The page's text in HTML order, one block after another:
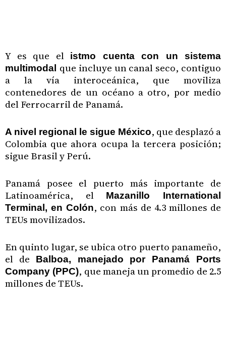
Y es que el
istmo cuenta con un sistema
multimodal que incluye un canal seco, contiguo
a la vía interoceánica, que moviliza
contenedores de un océano a otro, por medio
del Ferrocarril de Panamá.
A nivel regional le sigue México, que desplazó a
Colombia que ahora ocupa la tercera posición;
sigue Brasil y Perú.
Panamá posee el puerto más importante de
Latinoamérica, el
Mazanillo International
Terminal, en Colón, con más de 4.3 millones de
TEUs movilizados.
En quinto lugar, se ubica otro puerto panameño,
el de
Balboa, manejado por Panamá Ports
Company (PPC), que maneja un promedio de 2.5
millones de TEUs.